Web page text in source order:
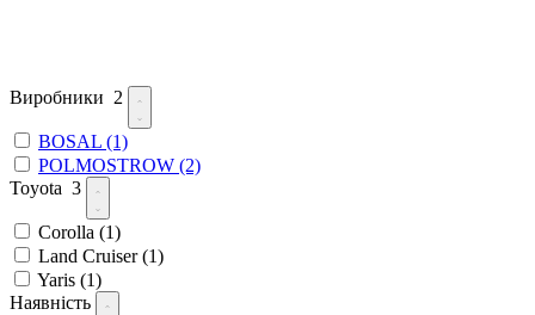
Виробники 2
BOSAL (1)
POLMOSTROW (2)
Toyota 3
Corolla (1)
Land Cruiser(1)
Yaris (1)
Наявність